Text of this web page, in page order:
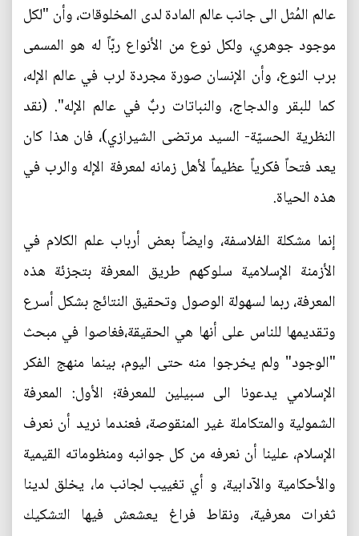
عالم المُثل الى جانب عالم المادة لدى المخلوقات، وأن "لكل
موجود جوهري، ولكل نوع من الأنواع ربّاً له هو المسمى
برب النوع، وأن الإنسان صورة مجردة لرب في عالم الإله،
كما للبقر والدجاج، والنباتات ربٌ في عالم الإله". (نقد
النظرية الحسيّة- السيد مرتضى الشيرازي)، فان هذا كان
يعد فتحاً فكرياً عظيماً لأهل زمانه لمعرفة الإله والرب في
هذه الحياة.
إنما مشكلة الفلاسفة، وايضاً بعض أرباب علم الكلام في
الأزمنة الإسلامية سلوكهم طريق المعرفة بتجزئة هذه
المعرفة، ربما لسهولة الوصول وتحقيق النتائج بشكل أسرع
وتقديمها للناس على أنها هي الحقيقة،فغاصوا في مبحث
"الوجود" ولم يخرجوا منه حتى اليوم، بينما منهج الفكر
الإسلامي يدعونا الى سبيلين للمعرفة؛ الأول: المعرفة
الشمولية والمتكاملة غير المنقوصة، فعندما نريد أن نعرف
الإسلام، علينا أن نعرفه من كل جوانبه ومنظوماته القيمية
والأحكامية والآدابية، و أي تغييب لجانب ما، يخلق لدينا
ثغرات معرفية، ونقاط فراغ يعشعش فيها التشكيك